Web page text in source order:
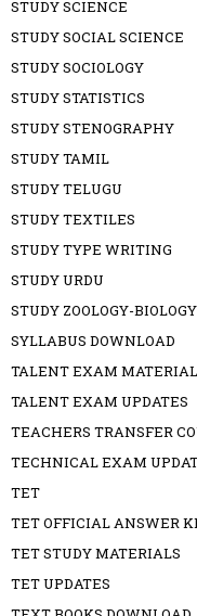
STUDY SCIENCE
STUDY SOCIAL SCIENCE
STUDY SOCIOLOGY
STUDY STATISTICS
STUDY STENOGRAPHY
STUDY TAMIL
STUDY TELUGU
STUDY TEXTILES
STUDY TYPE WRITING
STUDY URDU
STUDY ZOOLOGY-BIOLOGY
SYLLABUS DOWNLOAD
TALENT EXAM
TALENT EXAM UPDATES
TEACHERS TRANSFER
TECHNICAL EXAM
TET
TET OFFICIAL ANSWER
TET STUDY MATERIALS
TET UPDATES